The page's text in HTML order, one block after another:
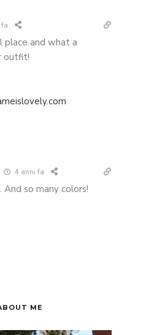
place and what a
outfit!
4 anni fa
And so many colors!
ME